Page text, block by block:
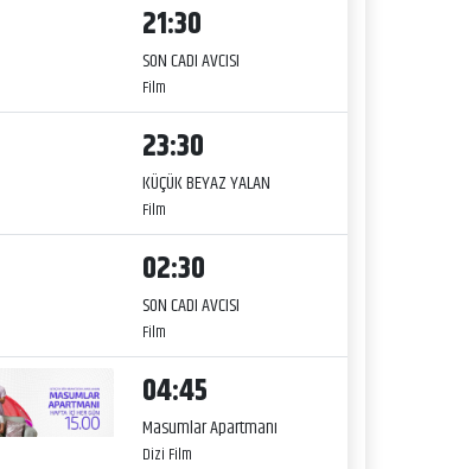
21:30
SON CADI AVCISI
Film
23:30
KÜÇÜK BEYAZ YALAN
Film
02:30
SON CADI AVCISI
Film
04:45
Masumlar Apartmanı
Dizi Film